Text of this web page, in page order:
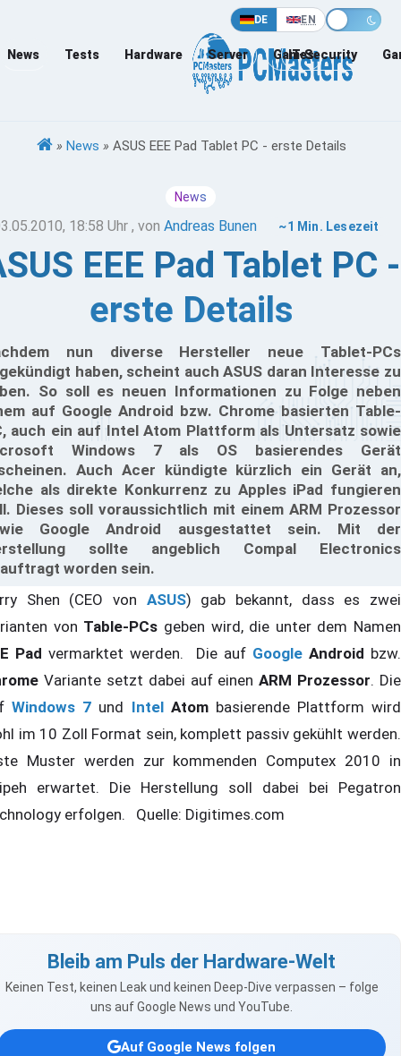
DE EN
News Tests Hardware Server Games
IT-Security
» News » ASUS EEE Pad Tablet PC - erste Details
News
18:58 Uhr , vonAndreas Bunen ~1 Min. Lesezeit
EEE Pad Tablet PC -
erste Details
nun diverse Hersteller neue Tablet-PCs
haben, scheint auch ASUS daran Interesse zu
So soll es neuen Informationen zu Folge neben
auf Google Android bzw. Chrome basierten Table-
auch ein auf Intel Atom Plattform als Untersatz sowie
Windows 7 als OS basierendes Gerät
Auch Acer kündigte kürzlich ein Gerät an,
als direkte Konkurrenz zu Apples iPad fungieren
Dieses soll voraussichtlich mit einem ARM Prozessor
Google Android ausgestattet sein. Mit der
sollte angeblich Compal Electronics
worden sein.
Shen (CEO von ASUS) gab bekannt, dass es zwei
von Table-PCs geben wird, die unter dem Namen
Pad vermarktet werden. Die auf Google Android bzw.
Variante setzt dabei auf einenARM Prozessor. Die
Windows 7 und IntelAtombasierende Plattform wird
im 10 Zoll Format sein, komplett passiv gekühlt werden.
Muster werden zur kommenden Computex 2010 in
erwartet. Die Herstellung soll dabei bei Pegatron
erfolgen. Quelle: Digitimes.com
Bleib am Puls der Hardware-Welt
Keinen Test, keinen Leak und keinen Deep-Dive verpassen – folge
uns auf Google News und YouTube.
Auf Google News folgen